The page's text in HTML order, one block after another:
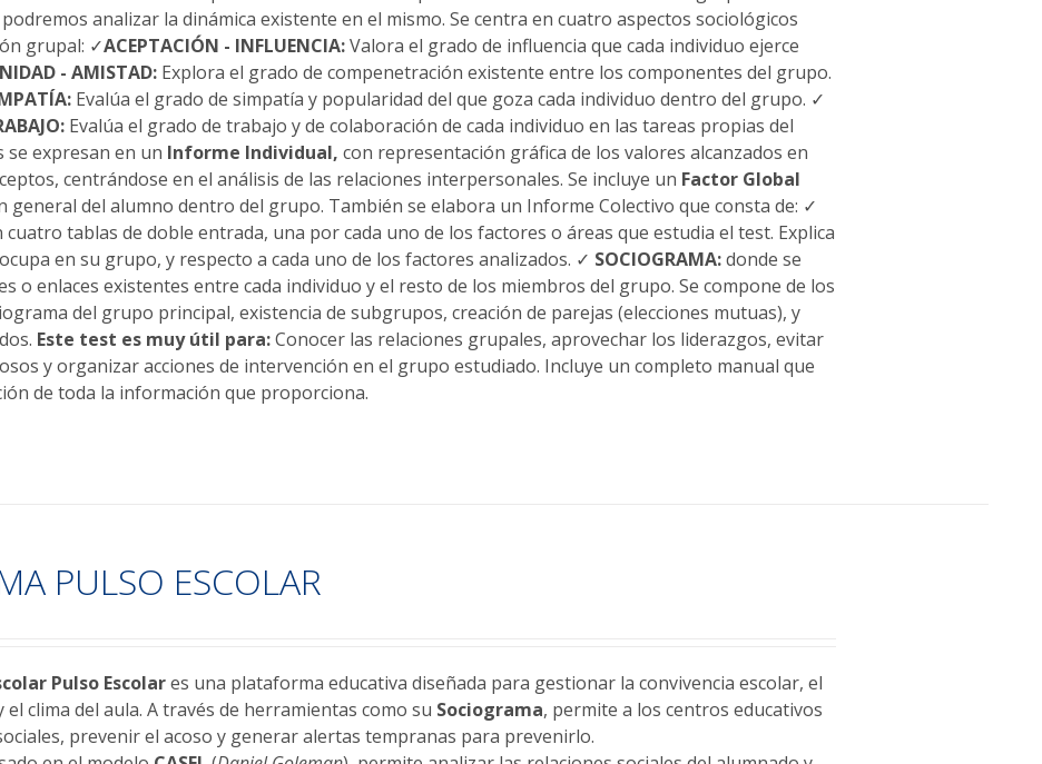
analizar la dinámica existente en el mismo. Se centra en cuatro aspectos sociológicos
grupal: ✓ACEPTACIÓN - INFLUENCIA:Valora el grado de influencia que cada individuo ejerce
- AMISTAD: Explora el grado de compenetración existente entre los componentes del grupo.
Evalúa el grado de simpatía y popularidad del que goza cada individuo dentro del grupo. ✓
Evalúa el grado de trabajo y de colaboración de cada individuo en las tareas propias del
expresan en un Informe Individual, con representación gráfica de los valores alcanzados en
centrándose en el análisis de las relaciones interpersonales. Se incluye un Factor Global
general del alumno dentro del grupo. También se elabora un Informe Colectivo que consta de: ✓
cuatro tablas de doble entrada, una por cada uno de los factores o áreas que estudia el test. Explica
en su grupo, y respecto a cada uno de los factores analizados. ✓ SOCIOGRAMA:donde se
o enlaces existentes entre cada individuo y el resto de los miembros del grupo. Se compone de los
del grupo principal, existencia de subgrupos, creación de parejas (elecciones mutuas), y
Este test es muy útil para:Conocer las relaciones grupales, aprovechar los liderazgos, evitar
y organizar acciones de intervención en el grupo estudiado. Incluye un completo manual que
de toda la información que proporciona.
PULSO ESCOLAR
Pulso Escolares una plataforma educativa diseñada para gestionar la convivencia escolar, el
clima del aula. A través de herramientas como su Sociograma, permite a los centros educativos
prevenir el acoso y generar alertas tempranas para prevenirlo.